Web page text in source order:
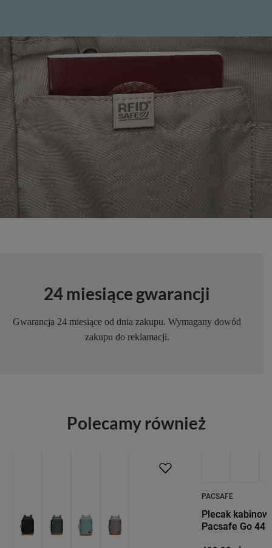
24 miesiące gwarancji
Gwarancja 24 miesiące od dnia zakupu. Wymagany dowód
zakupu do reklamacji.
Polecamy również
PACSAFE
Plecak
Pacsafe Go 44